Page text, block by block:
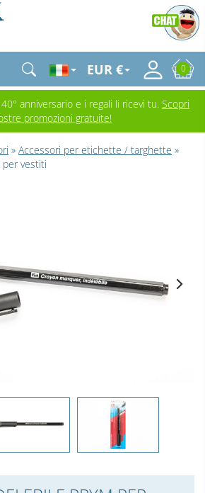
EUR € 0
anniversario e i regali li ricevi tu. Scopri
promozioni gratuite!
» Accessori per etichette / targhette »
per vestiti